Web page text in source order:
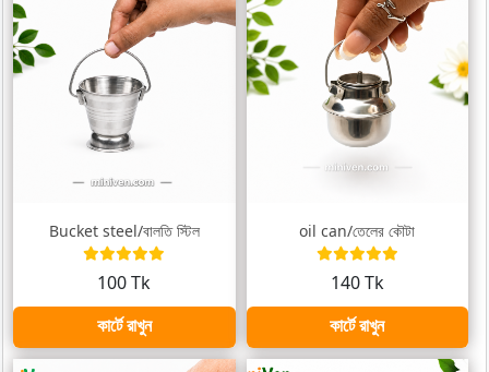
Bucket steel/বালতি স্টিল
100 Tk
কার্টে রাখুন
oil can/তেলের কৌটা
140 Tk
কার্টে রাখুন